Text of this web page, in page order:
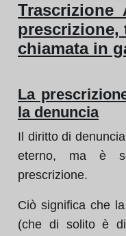
Trascrizione
prescrizione,
chiamata in
La
la denuncia
Il diritto di
eterno, ma è
prescrizione.
Ciò significa che
(che di solito è